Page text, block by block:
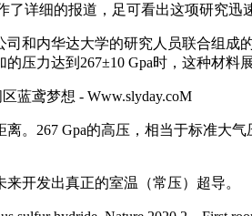
了详细的报道，足可看出这项研究迅
和内华达大学的研究人员联合组
压力达到267±10 Gpa时，这种材料
。267 Gpa的高压，相当于标准大
开发出真正的室温（常压）超导。